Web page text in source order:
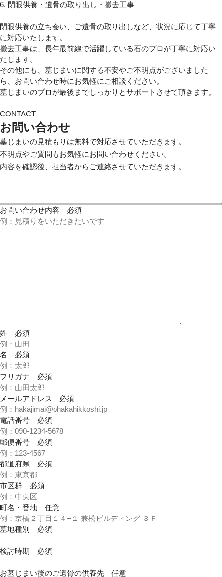
6. 閉眼供養・遺骨の取り出し・撤去工事
閉眼供養の立ち会い、ご遺骨の取り出しなど、状況に応じて丁寧
に対応いたします。
撤去工事は、長年最前線で活躍している石のプロが丁寧に対応い
たします。
その他にも、墓じまいに関する不安やご不明点がございました
ら、お問い合わせ時にお気軽にご相談ください。
墓じまいのプロが最後までしっかりとサポートさせて頂きます。
CONTACT
お問い合わせ
墓じまいの見積もりは無料で対応させていただきます。
不明点やご質問もお気軽にお問い合わせください。
内容を確認後、担当者からご連絡させていただきます。
お問い合わせ内容 必須
姓 必須
名 必須
フリガナ 必須
メールアドレス 必須
電話番号 必須
郵便番号 必須
都道府県 必須
市区群 必須
町名・番地 任意
墓地種別 必須
検討時期 必須
お墓じまい後のご遺骨の供養先 任意